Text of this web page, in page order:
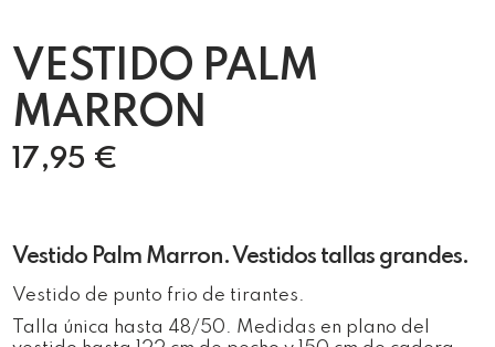
VESTIDO PALM
MARRON
17,95 €
Vestido Palm Marron. Vestidos tallas grandes.
Vestido de punto frio de tirantes.
Talla única hasta 48/50. Medidas en plano del